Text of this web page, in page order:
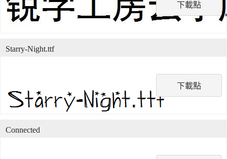
下載點
下載點
Starry-Night.ttf
Connected